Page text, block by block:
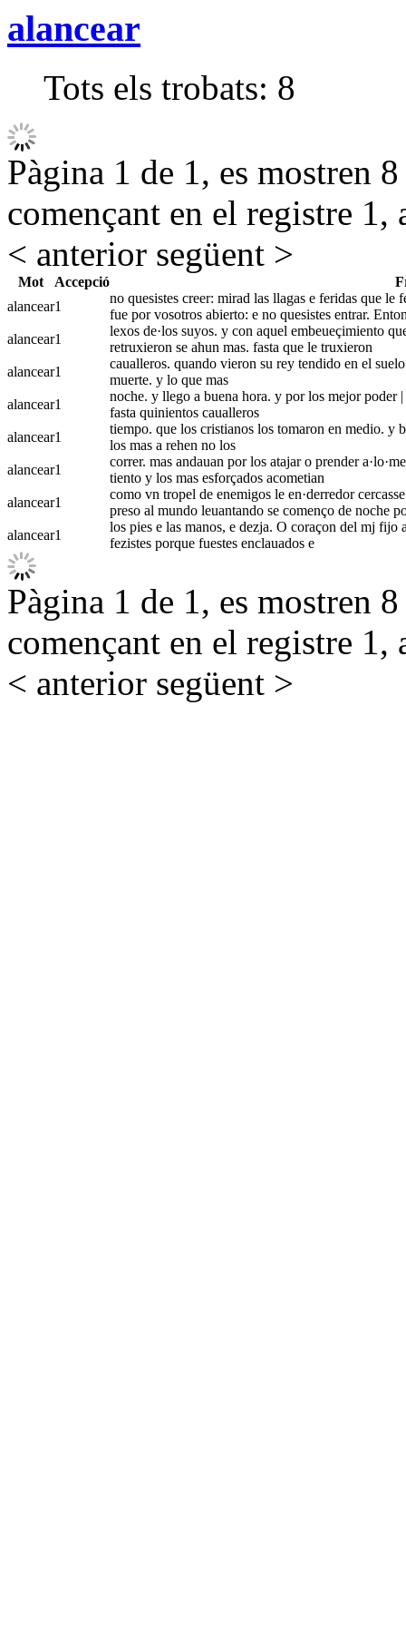
alancear
Tots els trobats: 8
Pàgina 1 de 1, es mostren
començant en el registre 1,
< anterior següent >
Mot Accepció
alancear1
no quesistes creer: mirad las llagas e feridas que le
fue por vosotros abierto: e no quesistes entrar.
alancear1
lexos de·los suyos. y con aquel embeueçimiento
retruxieron se ahun mas. fasta que le truxieron
alancear1
caualleros. quando vieron su rey tendido en el
muerte. y lo que mas
alancear1
noche. y llego a buena hora. y por los mejor poder
fasta quinientos caualleros
alancear1
tiempo. que los cristianos los tomaron en medio. y
los mas a rehen no los
alancear1
correr. mas andauan por los atajar o prender
tiento y los mas esforçados acometian
alancear1
como vn tropel de enemigos le en·derredor
preso al mundo leuantando se començo de noche
alancear1
los pies e las manos, e dezja. O coraçon del mj
fezistes porque fuestes enclauados e
Pàgina 1 de 1, es mostren
començant en el registre 1,
< anterior següent >